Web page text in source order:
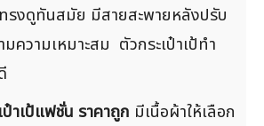
รงดูทันสมัย มีสายสะพายหลังปรับ
ความเหมาะสม ตัวกระเป๋าเป้ทำ
ป๋าเป้แฟชั่น ราคาถูก มีเนื้อผ้าให้เลือก